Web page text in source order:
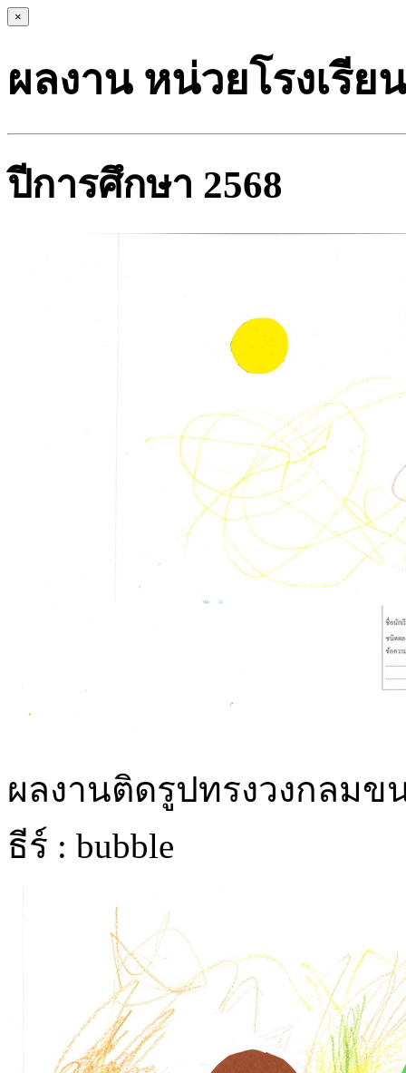
×
ผลงาน หน่วยโรงเรี
ปีการศึกษา 2568
ผลงานติดรูปทรงวงกลมข
ธีร์ : bubble